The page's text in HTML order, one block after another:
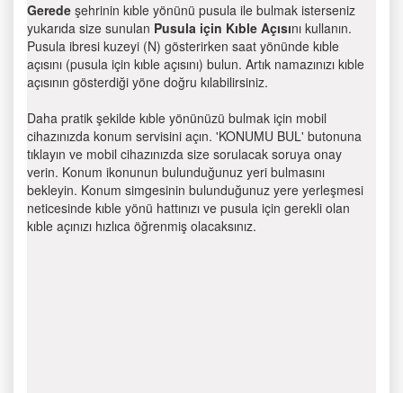
Gerede şehrinin kıble yönünü pusula ile bulmak isterseniz
yukarıda size sunulan Pusula için Kıble Açısını kullanın.
Pusula ibresi kuzeyi (N) gösterirken saat yönünde kıble
açısını (pusula için kıble açısını) bulun. Artık namazınızı kıble
açısının gösterdiği yöne doğru kılabilirsiniz.
Daha pratik şekilde kıble yönünüzü bulmak için mobil
cihazınızda konum servisini açın. 'KONUMU BUL' butonuna
tıklayın ve mobil cihazınızda size sorulacak soruya onay
verin. Konum ikonunun bulunduğunuz yeri bulmasını
bekleyin. Konum simgesinin bulunduğunuz yere yerleşmesi
neticesinde kıble yönü hattınızı ve pusula için gerekli olan
kıble açınızı hızlıca öğrenmiş olacaksınız.